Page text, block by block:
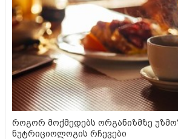
როგორ მოქმედებს ორგანიზმზე
ნუტრიციოლოგის რჩევები